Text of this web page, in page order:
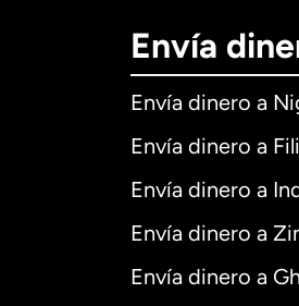
Envía
Envía dinero a
Envía dinero a
Envía dinero a
Envía dinero a
Envía dinero a